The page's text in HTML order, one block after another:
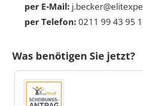
per E-Mail:
per Telefon: 0211 99 43 95
Was benötigen Sie jetzt?